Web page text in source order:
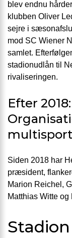
blev endnu
klubben Oliver
sejre i
mod SC Wiener
samlet.
stadionudlån til
rivaliseringen.
Efter 2018:
multisport
Siden 2018 har
præsident,
Marion Reichel,
Matthias Witte